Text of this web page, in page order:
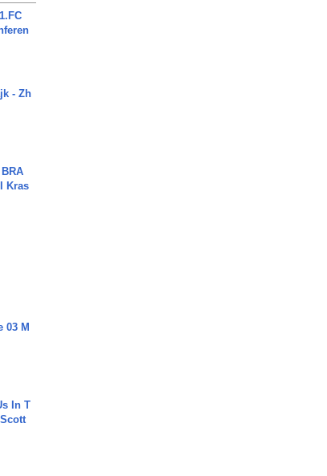
- Zh
Kras
03 M
In T